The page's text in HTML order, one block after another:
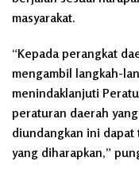
masyarakat.
“Kepada perangkat
mengambil langkah-
menindaklanjuti
peraturan daerah
diundangkan ini dapat
yang diharapkan,”